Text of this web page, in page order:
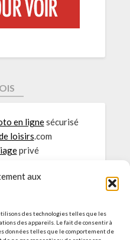
aux
des technologies telles que les
des appareils. Le fait de consentir à
données telles que le comportement de
en lignesécurisé
loisirs.com
privé
de loisirs
de site à Genève